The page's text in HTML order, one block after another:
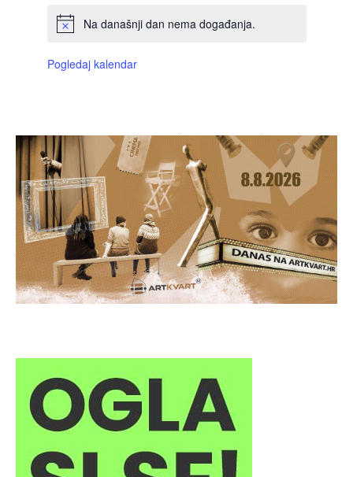
Na današnji dan nema događanja.
Pogledaj kalendar